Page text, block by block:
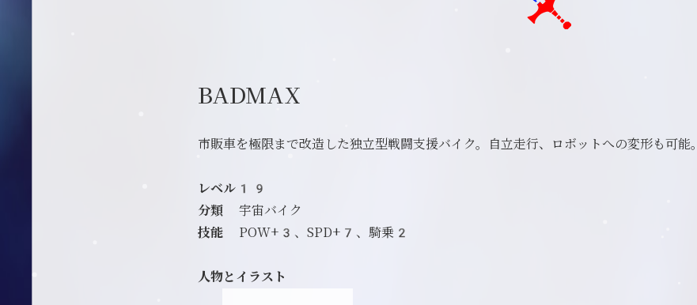
BADMAX
市販車を極限まで改造した独立型戦闘支援バイク。自立走行、ロボットへの変形も可能。
レベル19
分類 宇宙バイク
技能 POW+3、SPD+7、騎乗2
人物とイラスト